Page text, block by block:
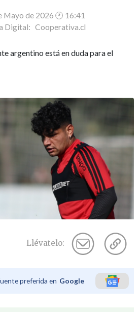
Mayo de 2026 🕐 16:41
Digital: Cooperativa.cl
argentino está en duda para el
Llévatelo:
preferida en Google